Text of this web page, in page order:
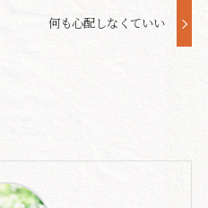
何も心配しなくていい